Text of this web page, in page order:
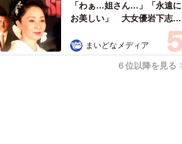
「わぁ…姐さん…」「永遠に
お美しい」 大女優岩下志麻
さん、写真家のインスタに登
場
まいどなメディア
６位以降を見る